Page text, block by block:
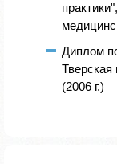
Диплом
Тверская
(2006 г.)